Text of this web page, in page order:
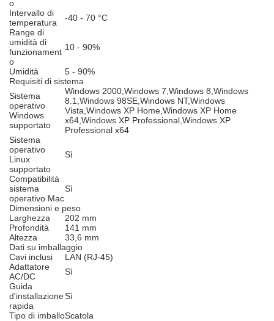
o
Intervallo di
temperatura
-40 - 70 °C
Range di
umidità di
funzionament
o
10 - 90%
Umidità
5 - 90%
Requisiti di sistema
Sistema
operativo
Windows
supportato
Windows 2000,Windows 7,Windows 8,Windows
8.1,Windows 98SE,Windows NT,Windows
Vista,Windows XP Home,Windows XP Home
x64,Windows XP Professional,Windows XP
Professional x64
Sistema
operativo
Linux
supportato
Sì
Compatibilità
sistema
operativo Mac
Sì
Dimensioni e peso
Larghezza
202 mm
Profondità
141 mm
Altezza
33,6 mm
Dati su imballaggio
Cavi inclusi
LAN (RJ-45)
Adattatore
AC/DC
Sì
Guida
d'installazione
rapida
Sì
Tipo di imballoScatola